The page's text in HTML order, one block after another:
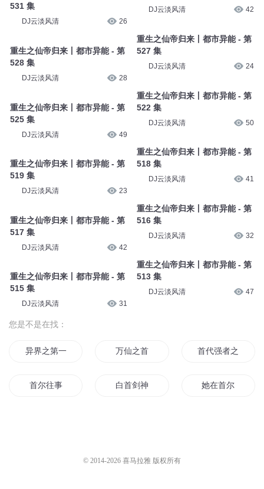
531 集
DJ云淡风清 26
重生之仙帝归来丨都市异能 - 第
528 集
DJ云淡风清 28
重生之仙帝归来丨都市异能 - 第
525 集
DJ云淡风清 49
重生之仙帝归来丨都市异能 - 第
519 集
DJ云淡风清 23
重生之仙帝归来丨都市异能 - 第
517 集
DJ云淡风清 42
重生之仙帝归来丨都市异能 - 第
515 集
DJ云淡风清 31
DJ云淡风清 42
重生之仙帝归来丨都市异能 - 第
527 集
DJ云淡风清 24
重生之仙帝归来丨都市异能 - 第
522 集
DJ云淡风清 50
重生之仙帝归来丨都市异能 - 第
518 集
DJ云淡风清 41
重生之仙帝归来丨都市异能 - 第
516 集
DJ云淡风清 32
重生之仙帝归来丨都市异能 - 第
513 集
DJ云淡风清 47
您是不是在找：
异界之第一首相 万仙之首 首代强者之路
首尔往事 白首剑神 她在首尔
© 2014-2026 喜马拉雅 版权所有